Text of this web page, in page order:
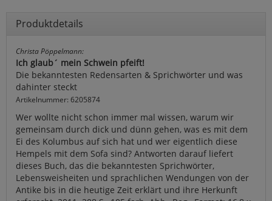
Produktdetails
Christa Pöppelmann:
Ich glaub´ mein Schwein pfeift!
Die bekanntesten Redensarten & Sprichwörter und was
dahinter steckt
Artikelnummer: 6205874
Wer wollte nicht schon immer mal wissen, warum wir
gemeinsam durch dick und dünn gehen, was es mit dem
Ei des Kolumbus auf sich hat und wer eigentlich diese
Hempels mit dem Sofa sind? Antworten darauf liefert
dieses Buch, das die bekanntesten Sprichwörter,
Lebensweisheiten und sprachlichen Wendungen von der
Antike bis in die heutige Zeit erklärt und ihre Herkunft